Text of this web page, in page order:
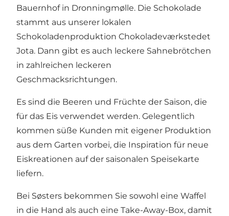
Bauernhof in Dronningmølle. Die Schokolade
stammt aus unserer lokalen
Schokoladenproduktion Chokoladeværkstedet
Jota. Dann gibt es auch leckere Sahnebrötchen
in zahlreichen leckeren
Geschmacksrichtungen.
Es sind die Beeren und Früchte der Saison, die
für das Eis verwendet werden. Gelegentlich
kommen süße Kunden mit eigener Produktion
aus dem Garten vorbei, die Inspiration für neue
Eiskreationen auf der saisonalen Speisekarte
liefern.
Bei Søsters bekommen Sie sowohl eine Waffel
in die Hand als auch eine Take-Away-Box, damit